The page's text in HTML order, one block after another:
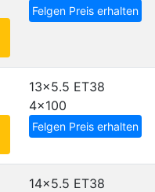
Felgen Preis erhalten
13x5.5 ET38
4x100
Felgen Preis erhalten
14x5.5 ET38